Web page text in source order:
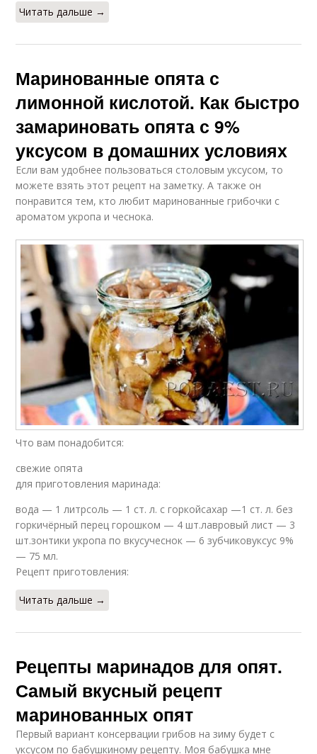
Читать дальше →
Маринованные опята с
лимонной кислотой. Как быстро
замариновать опята с 9%
уксусом в домашних условиях
Если вам удобнее пользоваться столовым уксусом, то
можете взять этот рецепт на заметку. А также он
понравится тем, кто любит маринованные грибочки с
ароматом укропа и чеснока.
Что вам понадобится:
свежие опята
для приготовления маринада:
вода — 1 литрсоль — 1 ст. л. с горкойсахар —1 ст. л. без
горкичёрный перец горошком — 4 шт.лавровый лист — 3
шт.зонтики укропа по вкусучеснок — 6 зубчиковуксус 9%
— 75 мл.
Рецепт приготовления:
Читать дальше →
Рецепты маринадов для опят.
Самый вкусный рецепт
маринованных опят
Первый вариант консервации грибов на зиму будет с
уксусом по бабушкиному рецепту. Моя бабушка мне